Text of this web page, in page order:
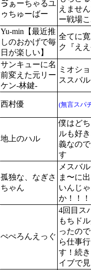
ゔぁーちゃるユ
ゥちゅーばー
えませ
ー戦場
Yu-min【最近推
しのおかげで毎
日が楽しい】
全てに
ク『え
サンキューに名
前変えた元リー
ケン-林鍵-
ミオシ
ススバ
西村優 (無言スパ
地上のハル
僕はど
ルも好
義なの
す
孤独な、なぎさ
ちゃん
メスバ
ま〜に
いんじ
か！！！
ぺぺろんえっぐ
4回目ス
もちド
ったの
ら仕事
す！続
イブで